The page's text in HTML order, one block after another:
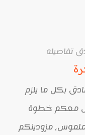
تفاصيله
بكل ما يلزم
معكم خطوة
مزودينكم